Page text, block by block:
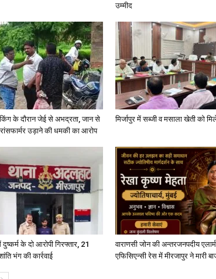
उम्मीद
के दौरान जेई से अभद्रता, जान से
उड़ाने की धमकी का आरोप
मिर्जापुर में सब्जी व मसाला खेती को
दुष्कर्म के दो आरोपी गिरफ्तार, 21
भंग की कार्रवाई
वाराणसी जोन की अन्तरजनपदीय एलार्म
एफिसिएन्सी रेस में मीरजापुर ने मारी